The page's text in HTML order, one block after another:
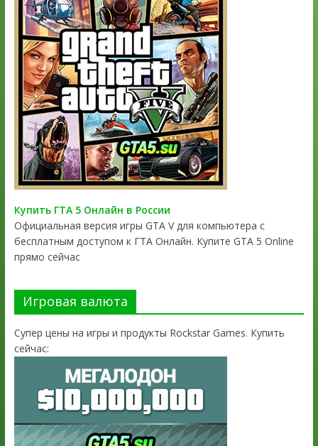
Купить ГТА 5 Онлайн в России
Официальная версия игры GTA V для компьютера с
бесплатным доступом к ГТА Онлайн. Купите GTA 5 Online
прямо сейчас
Игровая валюта
Супер цены на игры и продукты Rockstar Games. Купить
сейчас: